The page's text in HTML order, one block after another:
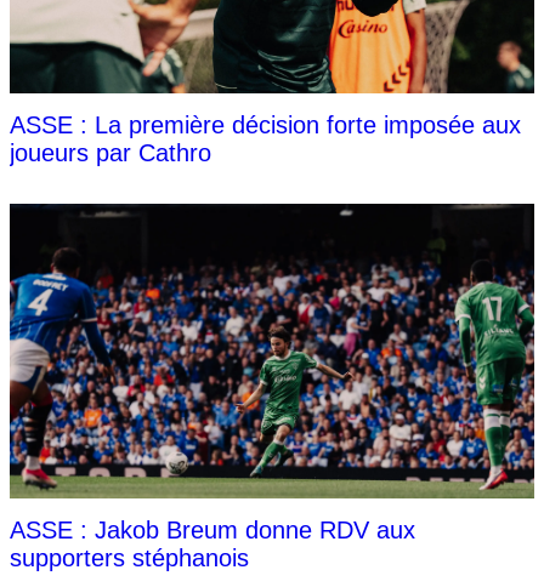
ASSE : La première décision forte imposée aux
joueurs par Cathro
ASSE : Jakob Breum donne RDV aux
supporters stéphanois